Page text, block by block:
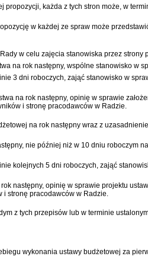
każda z tych stron może, w
w każdej ze spraw może
w celu zajęcia stanowiska przez strony
na rok następny, wspólne stanowisko w
3 dni roboczych, zająć stanowisko w
na rok następny, opinię w sprawie
i stronę pracodawców w Radzie.
na rok następny wraz z
nie później niż w 10 dniu roboczym
kolejnych 5 dni roboczych, zająć
następny, opinię w sprawie projektu
i stronę pracodawców w Radzie.
z tych przepisów lub w terminie
wykonania ustawy budżetowej za